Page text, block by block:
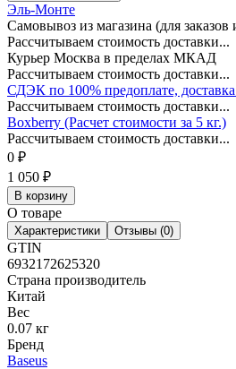
Эль-Монте
Самовывоз из магазина (для
Рассчитываем стоимость доставки...
Курьер Москва в пределах МКАД
Рассчитываем стоимость доставки...
СДЭК по 100% предоплате, доставка
Рассчитываем стоимость доставки...
Boxberry (Расчет стоимости за 5 кг.)
Рассчитываем стоимость доставки...
0 ₽
1 050 ₽
В корзину
О товаре
Характеристики Отзывы (0)
GTIN
6932172625320
Страна производитель
Китай
Вес
0.07 кг
Бренд
Baseus